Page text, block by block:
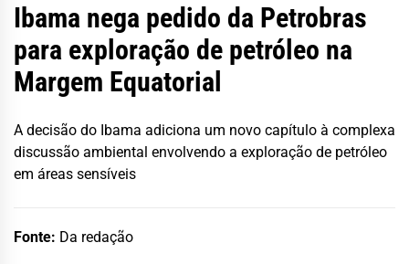
Ibama nega pedido da Petrobras
para exploração de petróleo na
Margem Equatorial
A decisão do Ibama adiciona um novo capítulo à complexa
discussão ambiental envolvendo a exploração de petróleo
em áreas sensíveis
Fonte: Da redação